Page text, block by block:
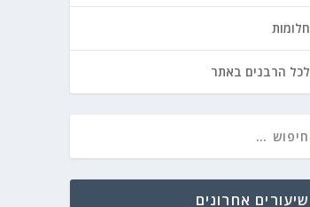
חלומות
לכל הרבנים באתר
שיעורים אחרונים